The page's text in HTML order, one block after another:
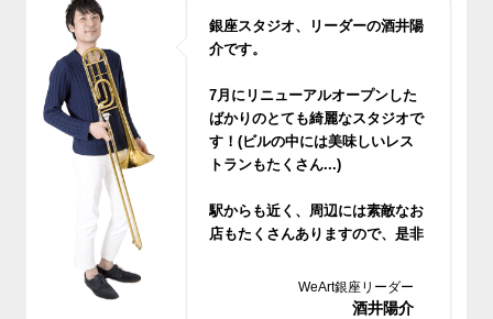
銀座スタジオ、リーダーの酒井陽
介です。
7月にリニューアルオープンした
ばかりのとても綺麗なスタジオで
す！(ビルの中には美味しいレス
トランもたくさん...)
駅からも近く、周辺には素敵なお
店もたくさんありますので、是非
WeArt銀座リーダー
酒井陽介